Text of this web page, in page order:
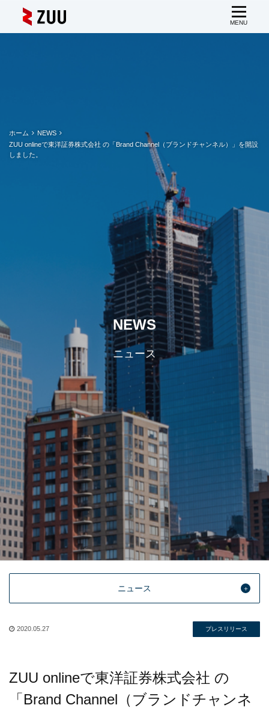
ホーム
NEWS
ZUU onlineで東洋証券株式会社 の「Brand Channel（ブランドチャンネル）」を開設
しました。
NEWS
ニュース
ニュース
2020.05.27 プレスリリース
ZUU onlineで東洋証券株式会社 の
「Brand Channel（ブランドチャンネ